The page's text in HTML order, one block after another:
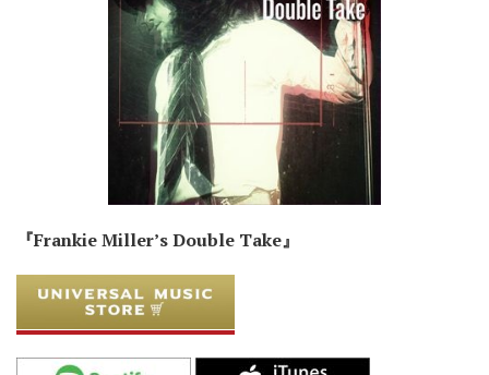
『Frankie Miller’s Double Take』